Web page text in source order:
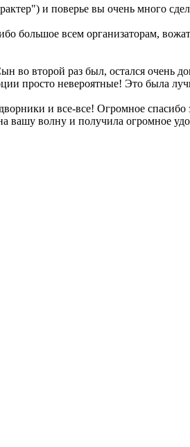
и поверье вы очень много
большое всем организаторам,
второй раз был, остался очень
просто невероятные! Это была
и все-все! Огромное спасибо
волну и получила огромное